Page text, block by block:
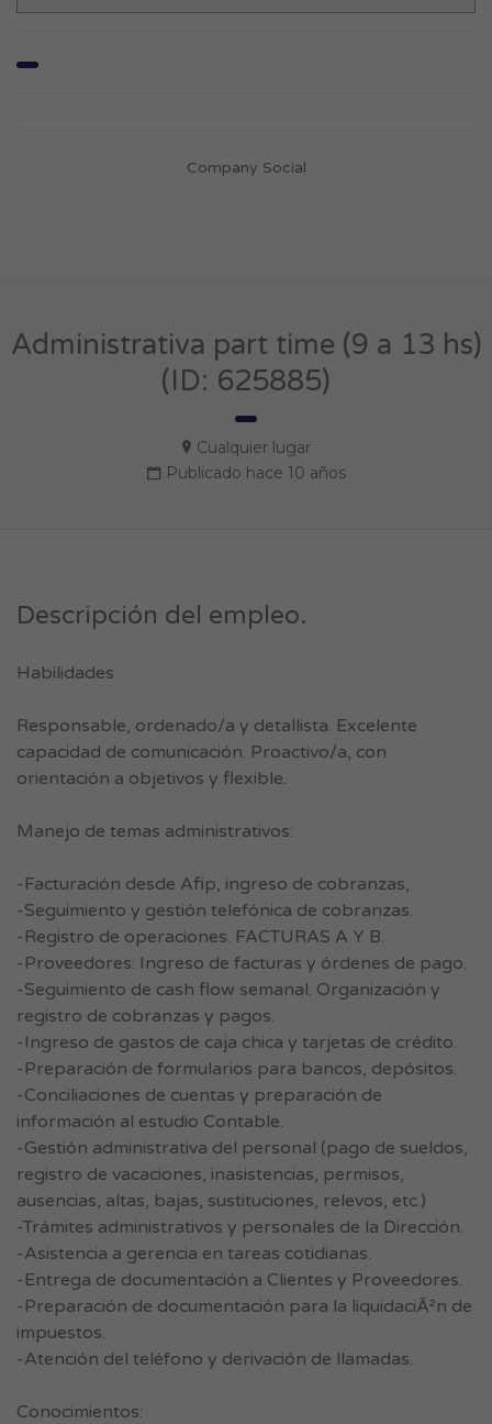
Company Social
Administrativa part time (9 a 13 hs)
(ID: 625885)
Cualquier lugar
Publicado hace 10 años
Descripción del empleo.
Habilidades
Responsable, ordenado/a y detallista. Excelente
capacidad de comunicación. Proactivo/a, con
orientación a objetivos y flexible.
Manejo de temas administrativos:
-Facturación desde Afip, ingreso de cobranzas,
-Seguimiento y gestión telefónica de cobranzas.
-Registro de operaciones. FACTURAS A Y B.
-Proveedores: Ingreso de facturas y órdenes de pago.
-Seguimiento de cash flow semanal. Organización y
registro de cobranzas y pagos.
-Ingreso de gastos de caja chica y tarjetas de crédito.
-Preparación de formularios para bancos, depósitos.
-Conciliaciones de cuentas y preparación de
información al estudio Contable.
-Gestión administrativa del personal (pago de sueldos,
registro de vacaciones, inasistencias, permisos,
ausencias, altas, bajas, sustituciones, relevos, etc.)
-Trámites administrativos y personales de la Dirección.
-Asistencia a gerencia en tareas cotidianas.
-Entrega de documentación a Clientes y Proveedores.
-Preparación de documentación para la liquidaciÃ²n de
impuestos.
-Atención del teléfono y derivación de llamadas.
Conocimientos: